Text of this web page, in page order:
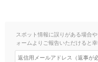
スポット情報に誤りがある場合
ォームよりご報告いただけると幸